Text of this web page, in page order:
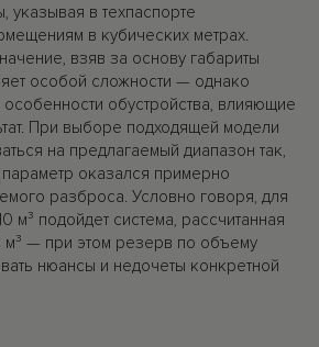
указывая в техпаспорте
в кубических метрах.
взяв за основу габариты
особой сложности — однако
обустройства, влияющие
При выборе подходящей модели
на предлагаемый диапазон так,
оказался примерно
разброса. Условно говоря, для
м³ подойдет система, рассчитанная
м³ — при этом резерв по объему
нюансы и недочеты конкретной